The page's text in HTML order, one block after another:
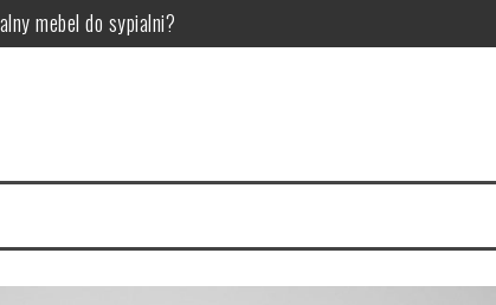
mebel do sypialni?
samochodu
ten gatunek gier jest tak popularny?
w przemyśle technologicznym